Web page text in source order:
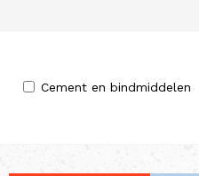
Cement en bindmiddelen